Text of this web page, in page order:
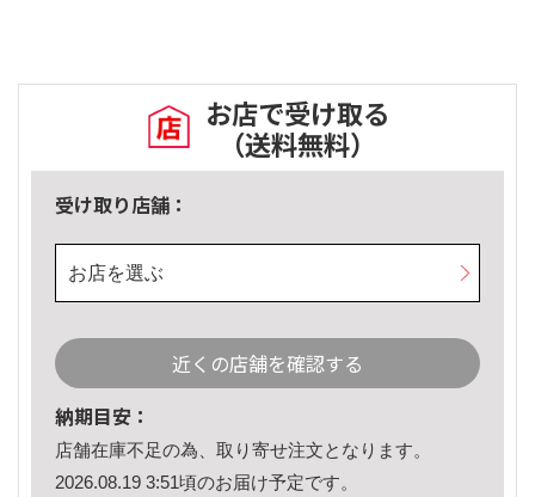
お店で受け取る
（送料無料）
受け取り店舗：
お店を選ぶ
近くの店舗を確認する
納期目安：
店舗在庫不足の為、取り寄せ注文となります。
2026.08.19 3:51頃のお届け予定です。